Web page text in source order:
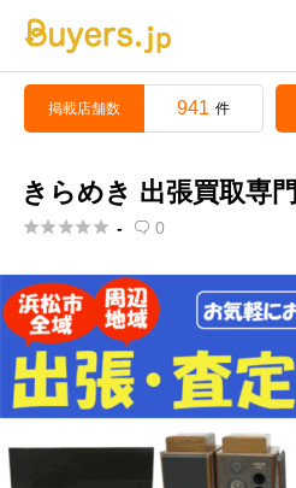
掲載店舗数 941 件
きらめき 出張買取専門
 -  0